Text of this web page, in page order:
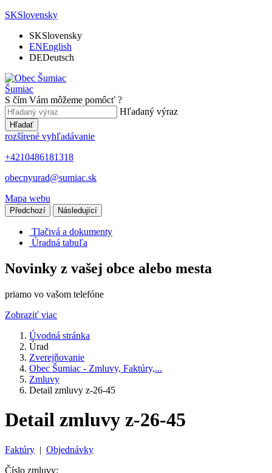
SKSlovensky
SKSlovensky
ENEnglish
DEDeutsch
Šumiac
S čím Vám môžeme pomôcť ?
Hľadaný výraz
Hľadať
rozšírené vyhľadávanie
+4210486181318
obecnyurad@sumiac.sk
Mapa webu
Předchozí Následující
Tlačivá a dokumenty
Úradná tabuľa
Novinky z vašej obce alebo mesta
priamo vo vašom telefóne
Zobraziť viac
Úvodná stránka
Úrad
Zverejňovanie
Obec Šumiac - Zmluvy, Faktúry,...
Zmluvy
Detail zmluvy z-26-45
Detail zmluvy z-26-45
Faktúry | Objednávky
Číslo zmluvy: